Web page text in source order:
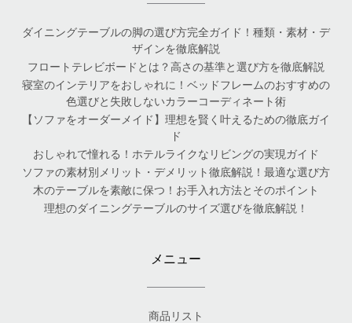
ダイニングテーブルの脚の選び方完全ガイド！種類・素材・デ
ザインを徹底解説
フロートテレビボードとは？高さの基準と選び方を徹底解説
寝室のインテリアをおしゃれに！ベッドフレームのおすすめの
色選びと失敗しないカラーコーディネート術
【ソファをオーダーメイド】理想を賢く叶えるための徹底ガイ
ド
おしゃれで憧れる！ホテルライクなリビングの実現ガイド
ソファの素材別メリット・デメリット徹底解説！最適な選び方
木のテーブルを素敵に保つ！お手入れ方法とそのポイント
理想のダイニングテーブルのサイズ選びを徹底解説！
メニュー
商品リスト